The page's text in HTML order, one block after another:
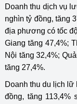
Doanh thu dịch vụ
nghìn tỷ đồng, tăng
địa phương có tốc
Giang tăng 47,4%;
Nội tăng 32,4%;
tăng 27,4%.
Doanh thu du lịch
đồng, tăng 113,4%